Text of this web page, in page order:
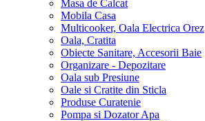
Masa de Calcat
Mobila Casa
Multicooker, Oala Electrica Orez
Oala, Cratita
Obiecte Sanitare, Accesorii Baie
Organizare - Depozitare
Oala sub Presiune
Oale si Cratite din Sticla
Produse Curatenie
Pompa si Dozator Apa